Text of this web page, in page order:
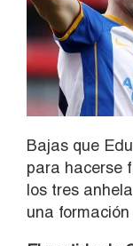
Bajas que
para hacerse
los tres
una